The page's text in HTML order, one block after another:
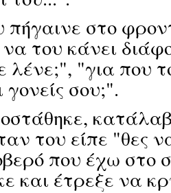
πήγαινε στο
του κάνει
λένε;", "για που
γονείς σου;".
του είπε "θες
που έχω στο
και έτρεξε να